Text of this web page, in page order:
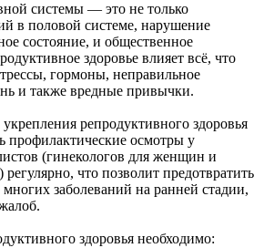
системы — это не только
в половой системе, нарушение
состояние, и общественное
здоровье влияет всё, что
гормоны, неправильное
и также вредные привычки.
репродуктивного здоровья
профилактические осмотры у
(гинекологов для женщин и
что позволит предотвратить
заболеваний на ранней стадии,
здоровья необходимо: